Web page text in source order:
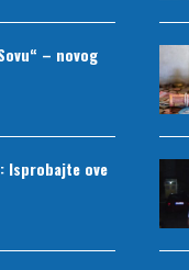
– novog
Isprobajte ove